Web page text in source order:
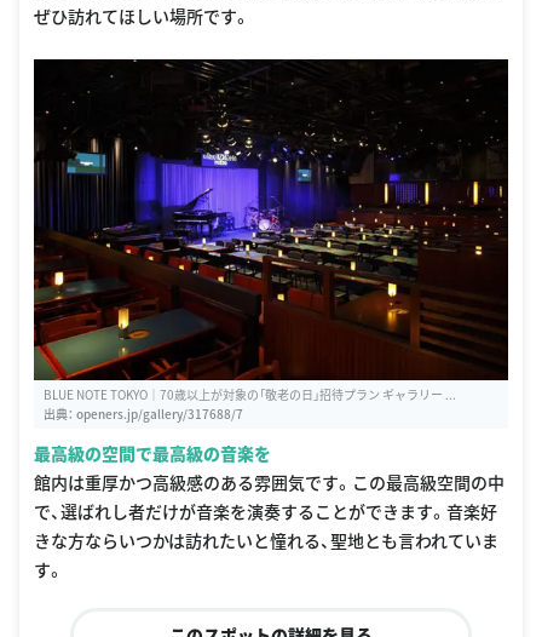
ぜひ訪れてほしい場所です。
BLUE NOTE TOKYO｜70歳以上が対象の「敬老の日」招待プラン ギャラリー ...
出典： openers.jp/gallery/317688/7
最高級の空間で最高級の音楽を
館内は重厚かつ高級感のある雰囲気です。この最高級空間の中
で、選ばれし者だけが音楽を演奏することができます。音楽好
きな方ならいつかは訪れたいと憧れる、聖地とも言われていま
す。